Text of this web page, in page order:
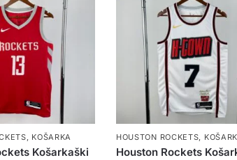
KOŠARKA
Košarkaški
HOUSTON ROCKETS
Houston Rockets